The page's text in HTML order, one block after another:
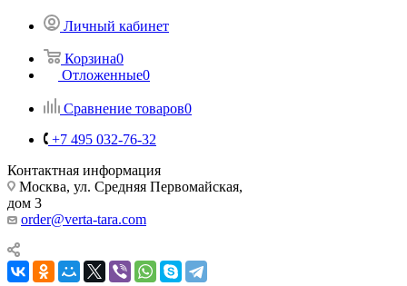
Личный кабинет
Корзина0
Отложенные0
Сравнение товаров0
+7 495 032-76-32
Контактная информация
Москва, ул. Средняя Первомайская,
дом 3
order@verta-tara.com